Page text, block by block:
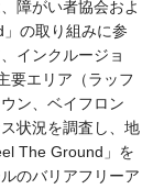
障がい者協会およ
の取り組みに参
インクルージョ
要エリア（ラッフ
ン、ベイフロン
状況を調査し、地
The Ground」を
のバリアフリーア